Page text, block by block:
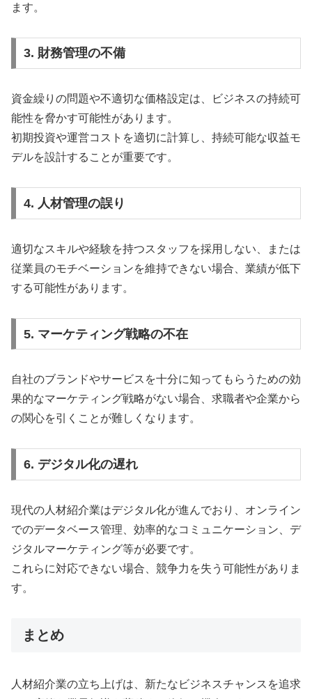
ます。
3. 財務管理の不備
資金繰りの問題や不適切な価格設定は、ビジネスの持続可
能性を脅かす可能性があります。
初期投資や運営コストを適切に計算し、持続可能な収益モ
デルを設計することが重要です。
4. 人材管理の誤り
適切なスキルや経験を持つスタッフを採用しない、または
従業員のモチベーションを維持できない場合、業績が低下
する可能性があります。
5. マーケティング戦略の不在
自社のブランドやサービスを十分に知ってもらうための効
果的なマーケティング戦略がない場合、求職者や企業から
の関心を引くことが難しくなります。
6. デジタル化の遅れ
現代の人材紹介業はデジタル化が進んでおり、オンライン
でのデータベース管理、効率的なコミュニケーション、デ
ジタルマーケティング等が必要です。
これらに対応できない場合、競争力を失う可能性がありま
す。
まとめ
人材紹介業の立ち上げは、新たなビジネスチャンスを追求